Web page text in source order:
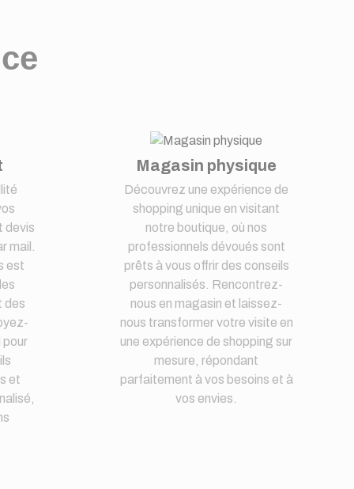
devis
mail.
est
des
pour
et
Magasin physique
Découvrez une expérience de
shopping unique en visitant
notre boutique, où nos
professionnels dévoués sont
prêts à vous offrir des conseils
personnalisés. Rencontrez-
nous en magasin et laissez-
nous transformer votre visite en
une expérience de shopping sur
mesure, répondant
parfaitement à vos besoins et à
vos envies.